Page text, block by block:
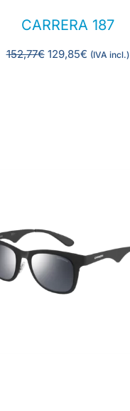
CARRERA 187
152,77€ 129,85€ (IVA incl.)